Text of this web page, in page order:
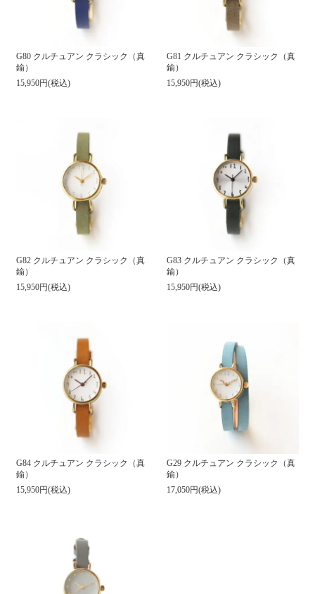
G80 クルチュアン クラシック（真
鍮）
15,950円(税込)
G81 クルチュアン クラシック（真
鍮）
15,950円(税込)
G82 クルチュアン クラシック（真
鍮）
15,950円(税込)
G83 クルチュアン クラシック（真
鍮）
15,950円(税込)
G84 クルチュアン クラシック（真
鍮）
15,950円(税込)
G29 クルチュアン クラシック（真
鍮）
17,050円(税込)